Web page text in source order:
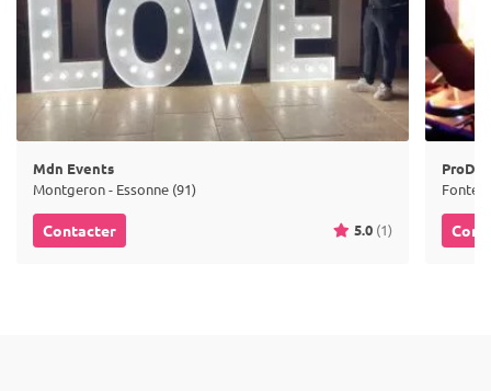
Mdn Events
Montgeron - Essonne (91)
Contacter 5.0 (1)
ProDJ